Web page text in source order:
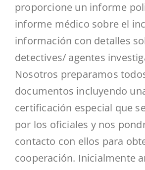
proporcione un informe
informe médico sobre el
información con detalles
detectives/ agentes
Nosotros preparamos
documentos incluyendo
certificación especial que
por los oficiales y nos
contacto con ellos para
cooperación. Inicialmente